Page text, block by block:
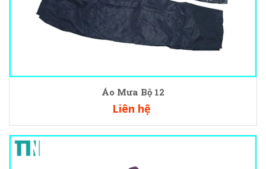
Áo Mưa Bộ 12
Liên hệ